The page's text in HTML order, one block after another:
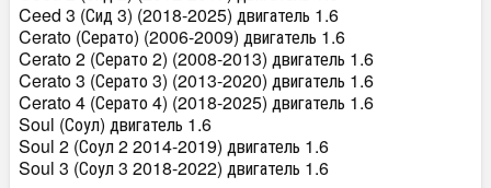
Ceed 3 (Сид 3) (2018-2025) двигатель 1.6
Cerato (Серато) (2006-2009) двигатель 1.6
Cerato 2 (Серато 2) (2008-2013) двигатель 1.6
Cerato 3 (Серато 3) (2013-2020) двигатель 1.6
Cerato 4 (Серато 4) (2018-2025) двигатель 1.6
Soul (Соул) двигатель 1.6
Soul 2 (Соул 2 2014-2019) двигатель 1.6
Soul 3 (Соул 3 2018-2022) двигатель 1.6